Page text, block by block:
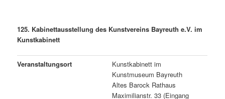
125. Kabinettausstellung des Kunstvereins Bayreuth e.V. im
Kunstkabinett
Veranstaltungsort
Kunstkabinett im
Kunstmuseum Bayreuth
Altes Barock Rathaus
Maximilianstr. 33 (Eingang